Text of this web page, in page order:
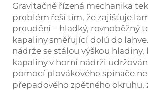
Gravitačně řízená mechanika
problém řeší tím, že zajišťuje
proudění – hladký, rovnoběžný
kapaliny směřující dolů do
nádrže se stálou výškou hladiny,
kapaliny v horní nádrži
pomocí plovákového spínače
přepadového zpětného okruhu,